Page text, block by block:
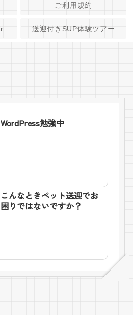
ご利用規約
送迎付きSUP体験ツアー
WordPress勉強中
こんなときペット送迎でお
困りではないですか？